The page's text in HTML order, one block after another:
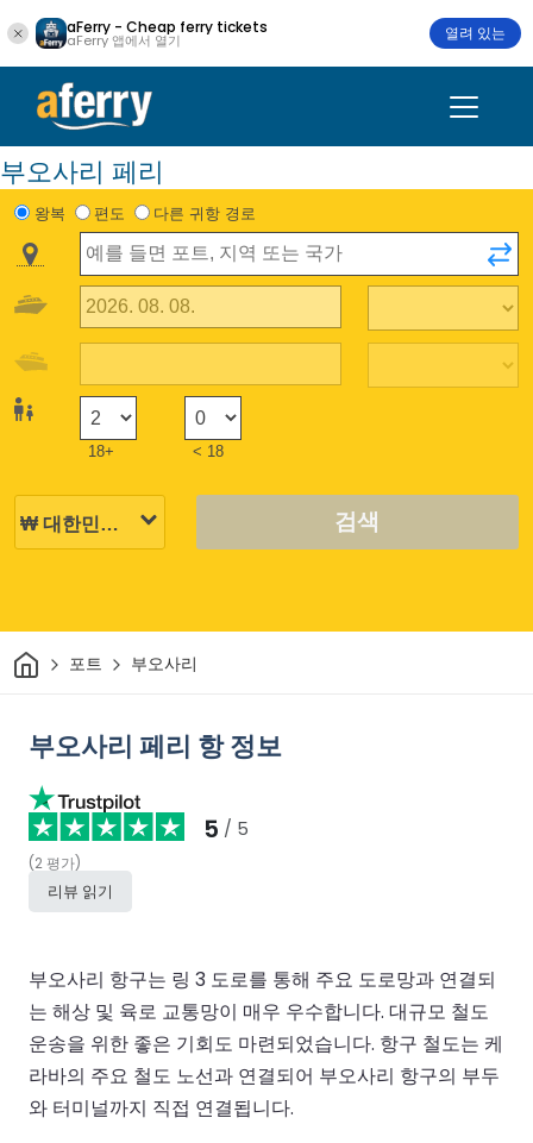
aFerry - Cheap ferry tickets
aFerry 앱에서 열기 열려 있는
부오사리 페리
왕복 편도 다른 귀항 경로
18+ < 18
검색
집 포트 부오사리
부오사리 페리 항 정보
5 / 5
(2 평가)
리뷰 읽기
부오사리 항구는 링 3 도로를 통해 주요 도로망과 연결되
는 해상 및 육로 교통망이 매우 우수합니다. 대규모 철도
운송을 위한 좋은 기회도 마련되었습니다. 항구 철도는 케
라바의 주요 철도 노선과 연결되어 부오사리 항구의 부두
와 터미널까지 직접 연결됩니다.